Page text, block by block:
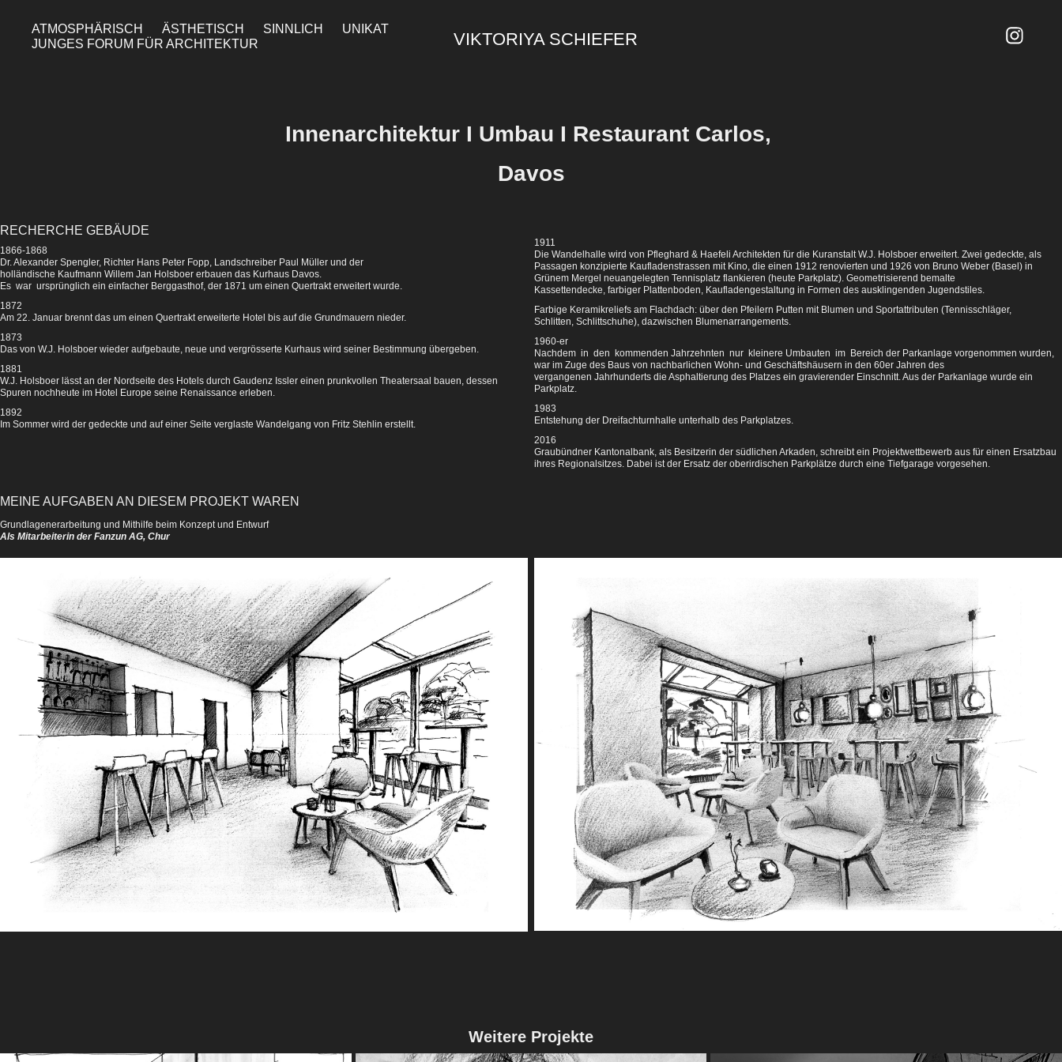
ATMOSPHÄRISCH ÄSTHETISCH SINNLICH
UNIKAT
JUNGES FORUM FÜR ARCHITEKTUR
VIKTORIYA SCHIEFER
Innenarchitektur I Umbau I Restaurant Carlos,
Davos
RECHERCHE GEBÄUDE
1866-1868
Dr. Alexander Spengler, Richter Hans Peter Fopp, Landschreiber Paul Müller und der
holländische Kaufmann Willem Jan Holsboer erbauen das Kurhaus Davos.
Es war ursprünglich ein einfacher Berggasthof, der 1871 um einen Quertrakt erweitert wurde.
1872
Am 22. Januar brennt das um einen Quertrakt erweiterte Hotel bis auf die Grundmauern nieder.
1873
Das von W.J. Holsboer wieder aufgebaute, neue und vergrösserte Kurhaus wird seiner Bestimmung übergeben.
1881
W.J. Holsboer lässt an der Nordseite des Hotels durch Gaudenz Issler einen prunkvollen Theatersaal bauen, dessen
Spuren noch heute im Hotel Europe seine Renaissance erleben.
1892
Im Sommer wird der gedeckte und auf einer Seite verglaste Wandelgang von Fritz Stehlin erstellt.
1911
Die Wandelhalle wird von Pfleghard & Haefeli Architekten für die Kuranstalt W.J. Holsboer erweitert. Zwei gedeckte, als
Passagen konzipierte Kaufladenstrassen mit Kino, die einen 1912 renovierten und 1926 von Bruno Weber (Basel) in
Grünem Mergel neuangelegten Tennisplatz flankieren (heute Parkplatz). Geometrisierend bemalte
Kassettendecke, farbiger Plattenboden, Kaufladengestaltung in Formen des ausklingenden Jugendstiles.
Farbige Keramikreliefs am Flachdach: über den Pfeilern Putten mit Blumen und Sportattributen (Tennisschläger,
Schlitten, Schlittschuhe), dazwischen Blumenarrangements.
1960-er
Nachdem in den kommenden Jahrzehnten nur kleinere Umbauten im Bereich der Parkanlage vorgenommen wurden,
war im Zuge des Baus von nachbarlichen Wohn- und Geschäftshäusern in den 60er Jahren des
vergangenen Jahrhunderts die Asphaltierung des Platzes ein gravierender Einschnitt. Aus der Parkanlage wurde ein
Parkplatz.
1983
Entstehung der Dreifachturnhalle unterhalb des Parkplatzes.
2016
Graubündner Kantonalbank, als Besitzerin der südlichen Arkaden, schreibt ein Projektwettbewerb aus für einen Ersatzbau
ihres Regionalsitzes. Dabei ist der Ersatz der oberirdischen Parkplätze durch eine Tiefgarage vorgesehen.
MEINE AUFGABEN AN DIESEM PROJEKT WAREN
Grundlagenerarbeitung und Mithilfe beim Konzept und Entwurf
Als Mitarbeiterin der Fanzun AG, Chur
Weitere Projekte